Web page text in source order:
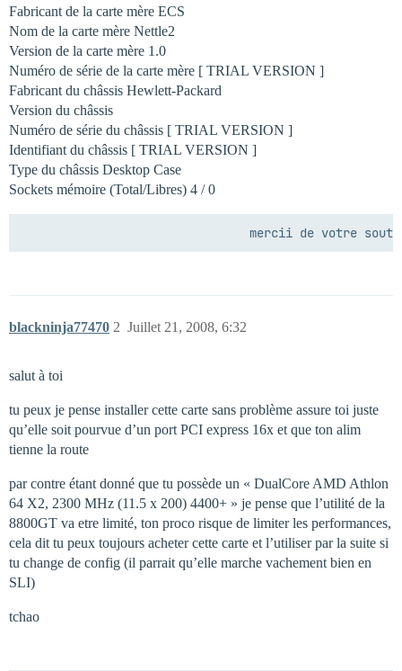
Fabricant de la carte mère ECS
Nom de la carte mère Nettle2
Version de la carte mère 1.0
Numéro de série de la carte mère [ TRIAL VERSION ]
Fabricant du châssis Hewlett-Packard
Version du châssis
Numéro de série du châssis [ TRIAL VERSION ]
Identifiant du châssis [ TRIAL VERSION ]
Type du châssis Desktop Case
Sockets mémoire (Total/Libres) 4 / 0
blackninja77470 Juillet 21, 2008, 6:32
2
salut à toi
tu peux je pense installer cette carte sans problème assure toi juste
qu’elle soit pourvue d’un port PCI express 16x et que ton alim
tienne la route
par contre étant donné que tu possède un « DualCore AMD Athlon
64 X2, 2300 MHz (11.5 x 200) 4400+ » je pense que l’utilité de la
8800GT va etre limité, ton proco risque de limiter les performances,
cela dit tu peux toujours acheter cette carte et l’utiliser par la suite si
tu change de config (il parrait qu’elle marche vachement bien en
SLI)
tchao